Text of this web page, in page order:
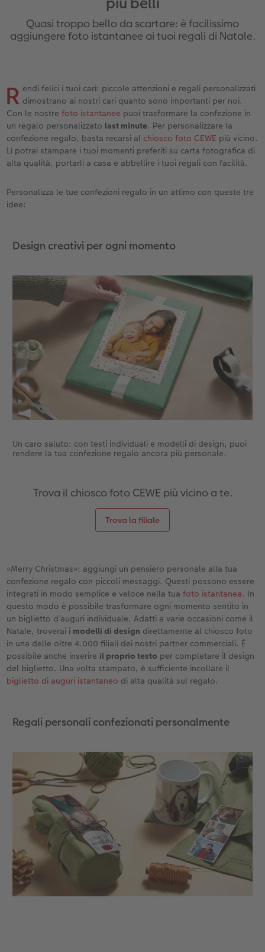
Custodia personalizzata
Tasca interna
Copertina in pelle e lino
Primi passi
Come ordinare
Accessori
Nature Prints
Poster premium
Foto adesivi
Foto istantanee
Fototessere biometriche
Poster con mappa
Collage fotografico
Plexiglas
Poster in alluminio
Foto su legno
CEWE myPhotos
Accessori
Altre occasioni
Biglietti pieghevoli
Cartoline postali
Cartoline singole con spedizione diretta
CEWE myPhotos
Scuola e ufficio
Faber-Castell
Stampe artistiche
Foto-box regalo
Novità
Cover in silicone
Cover rigide
Cover in legno
Cover cellulare con tracolla
Con design
Calendari da parete con design
Calendario da parete A4
Calendario da parete A3
Calendario da tavolo quadrato
CEWE myPhotos
per il compleanno
Regali per la festa della mamma
Fotoregali per Pasqua
per gli sposi
per l’addio al nubilato
Matrimonio
Annuario
Storie dei clienti
App
Quasi troppo bello da scartare: è facilissimo
aggiungere foto istantanee ai tuoi regali di Natale.
R endi felici i tuoi cari: piccole attenzioni e regali personalizzati
dimostrano ai nostri cari quanto sono importanti per noi.
Con le nostrefoto istantanee puoi trasformare la confezione in
un regalo personalizzato last minute. Per personalizzare la
confezione regalo, basta recarsi al chiosco foto CEWE più vicino.
Lì potrai stampare i tuoi momenti preferiti su carta fotografica di
alta qualità, portarli a casa e abbellire i tuoi regali con facilità.
Personalizza le tue confezioni regalo in un attimo con queste tre
idee:
Design creativi per ogni momento
Un caro saluto: con testi individuali e modelli di design, puoi
rendere la tua confezione regalo ancora più personale.
Trova il chiosco foto CEWE più vicino a te.
Trova la filiale
«Merry Christmas»: aggiungi un pensiero personale alla tua
confezione regalo con piccoli messaggi. Questi possono essere
integrati in modo semplice e veloce nella tuafoto istantanea. In
questo modo è possibile trasformare ogni momento sentito in
un biglietto d’auguri individuale. Adatti a varie occasioni come il
Natale, troverai i modelli di design direttamente al chiosco foto
in una delle oltre 4.000 filiali dei nostri partner commerciali. È
possibile anche inserire il proprio testo per completare il design
del biglietto. Una volta stampato, è sufficiente incollare il
biglietto di auguri istantaneo di alta qualità sul regalo.
Regali personali confezionati personalmente